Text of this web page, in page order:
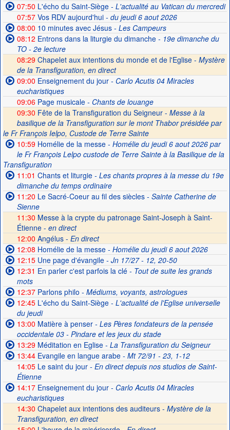
07:50 L'écho du Saint-Siège- L'actualité au Vatican du mercredi
07:57Vos RDV aujourd'hui- du jeudi 6 aout 2026
08:00 10 minutes avec Jésus- Les Campeurs
08:12 Entrons dans la liturgie du dimanche- 19e dimanche du
TO - 2e lecture
08:29 Chapelet aux intentions du monde et de l'Eglise - Mystère
de la Transfiguration, en direct
09:00 Enseignement du jour- Carlo Acutis 04 Miracles
eucharistiques
09:06Page musicale- Chants de louange
09:30 Fête de la Transfiguration du Seigneur - Messe à la
basilique de la Transfiguration sur le mont Thabor présidée par
le Fr François Ielpo, Custode de Terre Sainte
10:59Homélie de la messe- Homélie du jeudi 6 aout 2026 par
le Fr François Lelpo custode de Terre Sainte à la Basilique de la
Transfiguration
11:01 Chants et liturgie- Les chants propres à la messe du 19e
dimanche du temps ordinaire
11:20 Le Sacré-Coeur au fil des siècles- Sainte Catherine de
Sienne
11:30 Messe à la crypte du patronage Saint-Joseph à Saint-
Étienne - en direct
12:00 Angélus - En direct
12:08 Homélie de la messe- Homélie du jeudi 6 aout 2026
12:15Une page d'évangile- Jn 17/27 - 12, 20-50
12:31 En parler c'est parfois la clé- Tout de suite les grands
mots
12:37Parlons philo - Médiums, voyants, astrologues
12:45L'écho du Saint-Siège- L'actualité de l'Eglise universelle
du jeudi
13:00 Matière à penser- Les Pères fondateurs de la pensée
occidentale 03 - Pindare et les jeux du stade
13:29Méditation en Eglise- La Transfiguration du Seigneur
13:44Evangile en langue arabe- Mt 72/91 - 23, 1-12
14:05Le saint du jour- En direct depuis nos studios de Saint-
Étienne
14:17Enseignement du jour- Carlo Acutis 04 Miracles
eucharistiques
14:30 Chapelet aux intentions des auditeurs - Mystère de la
Transfiguration, en direct